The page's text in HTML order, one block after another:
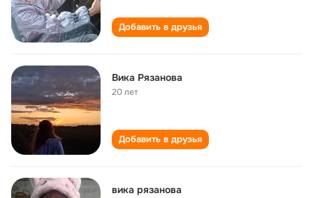
Добавить в друзья
Вика Рязанова
20 лет
Добавить в друзья
вика рязанова